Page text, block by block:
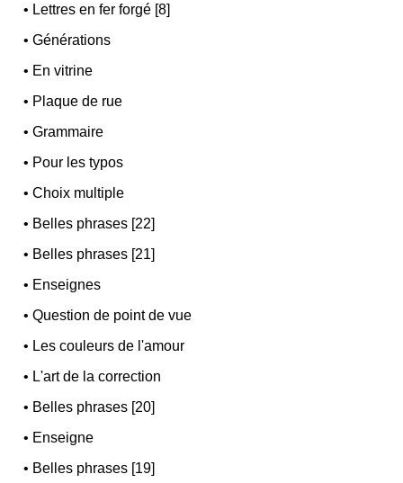
• Lettres en fer forgé [8]
•Générations
• En vitrine
• Plaque de rue
•Grammaire
• Pour les typos
•Choix multiple
• Belles phrases [22]
• Belles phrases [21]
• Enseignes
•Question de point de vue
• Les couleurs de l'amour
• L'art de la correction
• Belles phrases [20]
• Enseigne
• Belles phrases [19]